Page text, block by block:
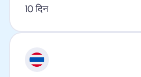
10 दिन